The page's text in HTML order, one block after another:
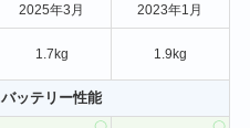
2025年3月 2023年1月
1.7kg 1.9kg
バッテリー性能